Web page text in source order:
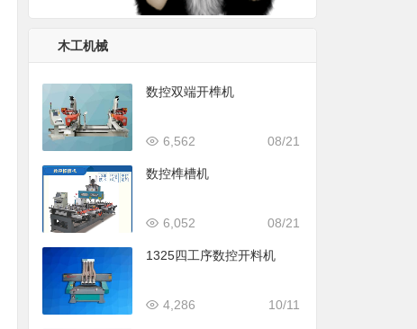
木工机械
数控双端开榫机
08/21
6,562
数控榫槽机
08/21
6,052
1325四工序数控开料机
10/11
4,286